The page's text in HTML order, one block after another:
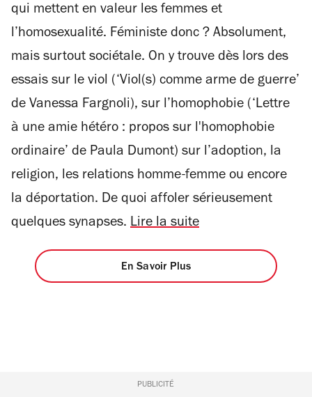
qui mettent en valeur les femmes et
l’homosexualité. Féministe donc ? Absolument,
mais surtout sociétale. On y trouve dès lors des
essais sur le viol (‘Viol(s) comme arme de guerre’
de Vanessa Fargnoli), sur l’homophobie (‘Lettre
à une amie hétéro : propos sur l'homophobie
ordinaire’ de Paula Dumont) sur l’adoption, la
religion, les relations homme-femme ou encore
la déportation. De quoi affoler sérieusement
quelques synapses. Lire la suite
En Savoir Plus
PUBLICITÉ